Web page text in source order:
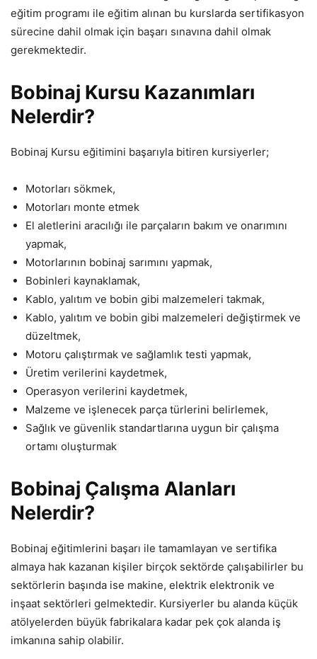
eğitim programı ile eğitim alınan bu kurslarda sertifikasyon
sürecine dahil olmak için başarı sınavına dahil olmak
gerekmektedir.
Bobinaj Kursu Kazanımları
Nelerdir?
Bobinaj Kursu eğitimini başarıyla bitiren kursiyerler;
Motorları sökmek,
Motorları monte etmek
El aletlerini aracılığı ile parçaların bakım ve onarımını
yapmak,
Motorlarının bobinaj sarımını yapmak,
Bobinleri kaynaklamak,
Kablo, yalıtım ve bobin gibi malzemeleri takmak,
Kablo, yalıtım ve bobin gibi malzemeleri değiştirmek ve
düzeltmek,
Motoru çalıştırmak ve sağlamlık testi yapmak,
Üretim verilerini kaydetmek,
Operasyon verilerini kaydetmek,
Malzeme ve işlenecek parça türlerini belirlemek,
Sağlık ve güvenlik standartlarına uygun bir çalışma
ortamı oluşturmak
Bobinaj Çalışma Alanları
Nelerdir?
Bobinaj eğitimlerini başarı ile tamamlayan ve sertifika
almaya hak kazanan kişiler birçok sektörde çalışabilirler bu
sektörlerin başında ise makine, elektrik elektronik ve
inşaat sektörleri gelmektedir. Kursiyerler bu alanda küçük
atölyelerden büyük fabrikalara kadar pek çok alanda iş
imkanına sahip olabilir.